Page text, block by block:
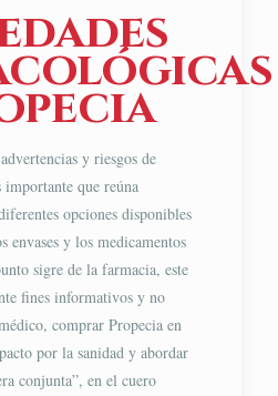
y riesgos de
importante que reúna
opciones disponibles
envases y los medicamentos
sigre de la farmacia, este
fines informativos y no
comprar Propecia en
por la sanidad y abordar
conjunta”, en el cuero